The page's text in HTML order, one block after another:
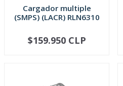
Cargador multiple
(SMPS) (LACR) RLN6310
AGOTADO
$159.950 CLP